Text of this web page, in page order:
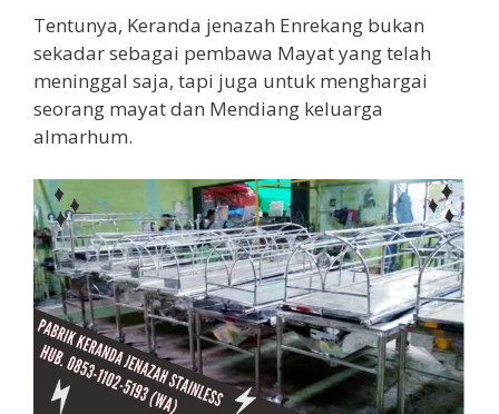
Tentunya, Keranda jenazah Enrekang bukan
sekadar sebagai pembawa Mayat yang telah
meninggal saja, tapi juga untuk menghargai
seorang mayat dan Mendiang keluarga
almarhum.